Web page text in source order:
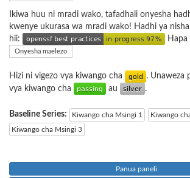
Ikiwa huu ni mradi wako, tafadhali onyesha
kwenye ukurasa wa mradi wako! Hadhi ya
hii:
Hapa
Onyesha maelezo
Hizi ni vigezo vya kiwango cha
. Unaweza
vya kiwango cha
au .
Baseline Series: Kiwango cha Msingi 1
Kiwango
Kiwango cha Msingi 3
Panua paneli